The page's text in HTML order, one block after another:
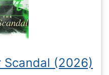
Scandal (2026)